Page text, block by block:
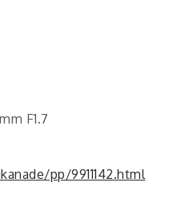
F1.7
pp/9911142.html